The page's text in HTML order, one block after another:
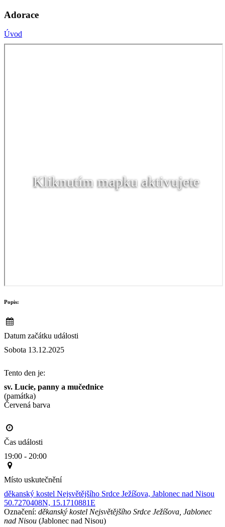
Adorace
Úvod
Kliknutím mapku aktivujete
Popis:
Datum začátku události
Sobota 13.12.2025
Tento den je:
sv. Lucie, panny a mučednice
(památka)
Červená barva
Čas události
19:00 - 20:00
Místo uskutečnění
děkanský kostel Nejsvětějšího Srdce Ježíšova, Jablonec nad Nisou
50.7270408N, 15.1710881E
Označení: děkanský kostel Nejsvětějšího Srdce Ježíšova, Jablonec
nad Nisou (Jablonec nad Nisou)